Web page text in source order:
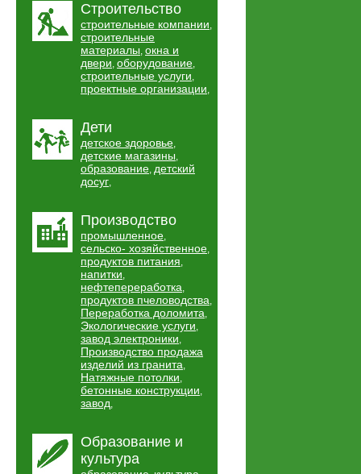
Строительство
строительные компании,
строительные
материалы, окна и
двери, оборудование,
строительные услуги,
проектные организации,
Дети
детское здоровье,
детские магазины,
образование, детский
досуг,
Производство
промышленное,
сельско- хозяйственное,
продуктов питания,
напитки,
нефтепереработка,
продуктов пчеловодства,
Переработка доломита,
Экологические услуги,
завод электроники,
Производство продажа
изделий из гранита,
Натяжные потолки,
бетонные конструкции,
завод,
Образование и
культура